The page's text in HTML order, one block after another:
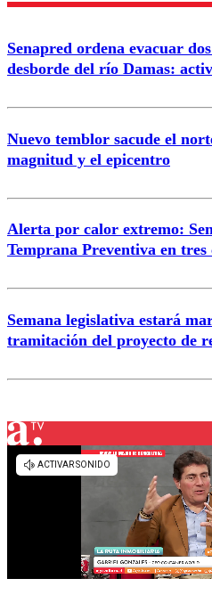
Senapred ordena evacuar
desborde del río Damas:
Nuevo temblor sacude el
magnitud y el epicentro
Alerta por calor extremo:
Temprana Preventiva en tres
Semana legislativa estará
tramitación del proyecto de